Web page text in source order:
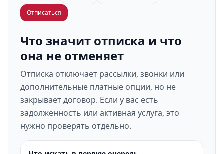
Отписаться
Что значит отписка и что
она не отменяет
Отписка отключает рассылки, звонки или
дополнительные платные опции, но не
закрывает договор. Если у вас есть
задолженность или активная услуга, это
нужно проверять отдельно.